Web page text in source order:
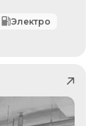
Электро